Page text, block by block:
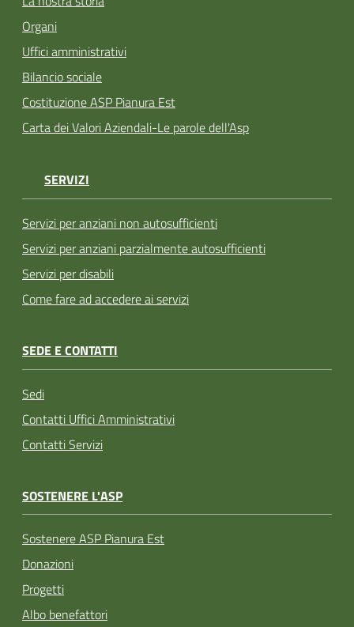
Organi
Uffici amministrativi
Bilancio sociale
Costituzione ASP Pianura Est
Carta dei Valori Aziendali-Le parole dell'Asp
SERVIZI
Servizi per anziani non autosufficienti
Servizi per anziani parzialmente autosufficienti
Servizi per disabili
Come fare ad accedere ai servizi
SEDE E CONTATTI
Sedi
Contatti Uffici Amministrativi
Contatti Servizi
SOSTENERE L'ASP
Sostenere ASP Pianura Est
Donazioni
Progetti
Albo benefattori